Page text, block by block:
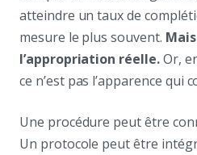
atteindre un taux de
mesure le plus souvent.
l’appropriation réelle.Or,
ce n’est pas l’apparence qui
Une procédure peut être
Un protocole peut être